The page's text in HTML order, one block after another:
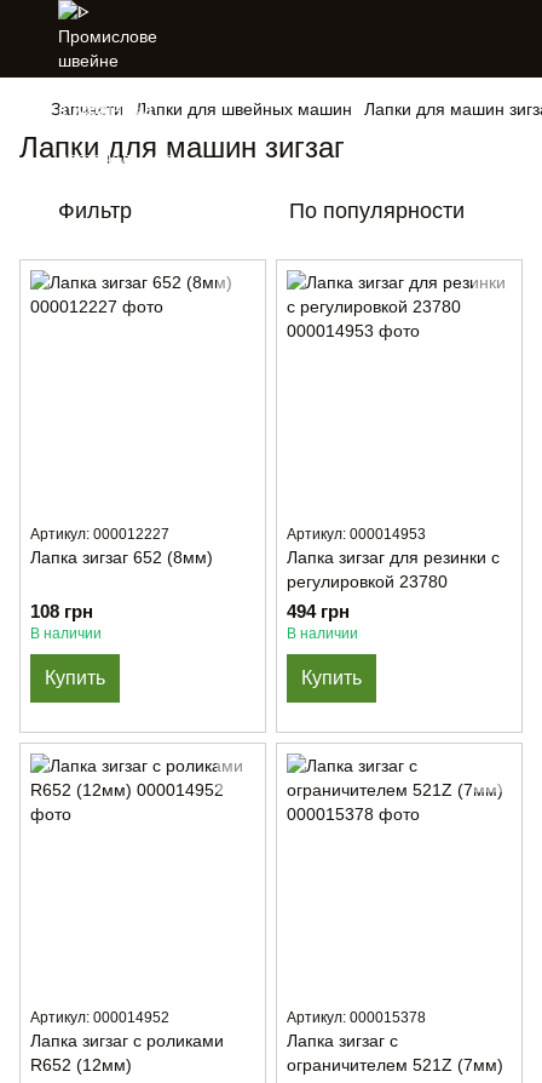
Запчасти Лапки для швейных машин Лапки для машин
Лапки для машин зигзаг
Фильтр По популярности
Артикул: 000012227
Лапка зигзаг 652 (8мм)
108 грн
В наличии
Купить
Артикул: 000014953
Лапка зигзаг для резинки с
регулировкой 23780
494 грн
В наличии
Купить
Артикул: 000014952
Лапка зигзаг с роликами
R652 (12мм)
Артикул: 000015378
Лапка зигзаг с
ограничителем 521Z (7мм)